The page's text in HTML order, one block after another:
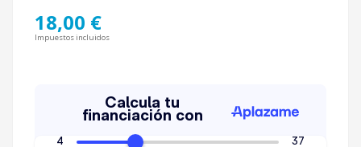
18,00 €
Impuestos incluidos